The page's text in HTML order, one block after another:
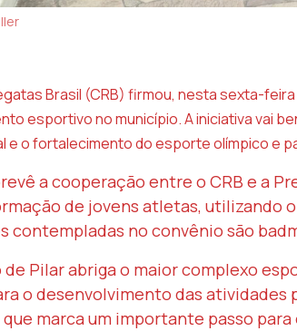
Brasil (CRB) firmou, nesta sexta-
esportivo no município. A iniciativa vai
e o fortalecimento do esporte olímpico e
a cooperação entre o CRB e a
de jovens atletas, utilizando
contempladas no convênio são
Pilar abriga o maior complexo
o desenvolvimento das
que marca um importante passo